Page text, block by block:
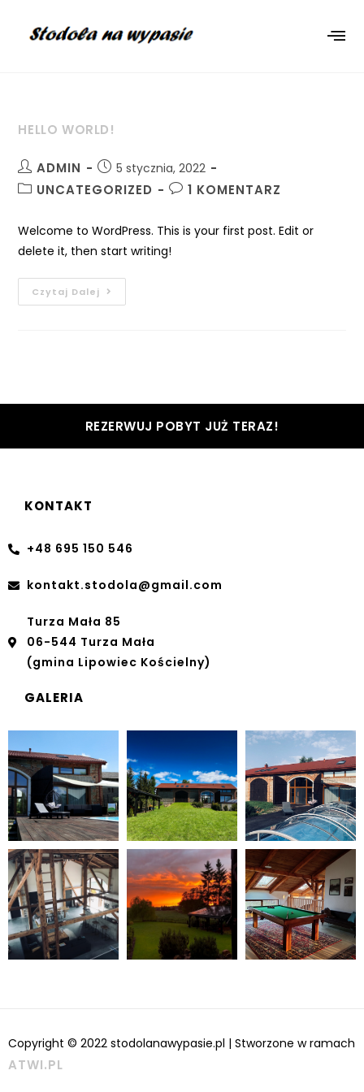
HELLO WORLD!
ADMIN 5 stycznia, 2022
UNCATEGORIZED 1 KOMENTARZ
Welcome to WordPress. This is your first post. Edit or
delete it, then start writing!
Czytaj Dalej
REZERWUJ POBYT JUŻ TERAZ!
KONTAKT
+48 695 150 546
kontakt.stodola@gmail.com
Turza Mała 85
06-544 Turza Mała
(gmina Lipowiec Kościelny)
GALERIA
Copyright © 2022 stodolanawypasie.pl | Stworzone w ramach
ATWI.PL